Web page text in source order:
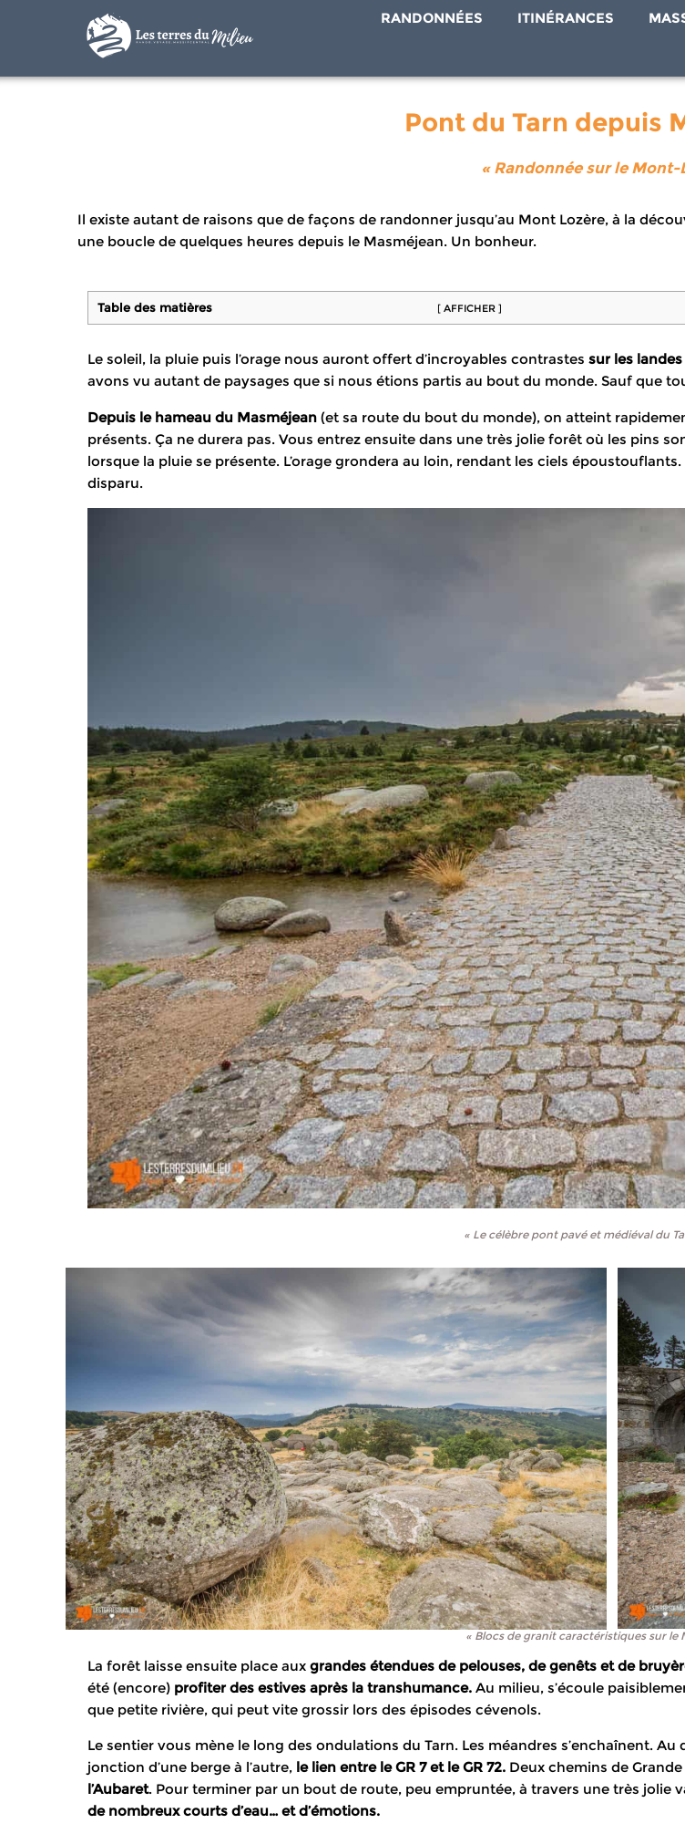
RANDONNÉES ITINÉRANCES
Pont du Tarn depuis
« Randonnée sur le Mont-
Il existe autant de raisons que de façons de randonner jusqu’au Mont Lozère, à la
une boucle de quelques heures depuis le Masméjean. Un bonheur.
Table des matières [ AFFICHER ]
Le soleil, la pluie puis l’orage nous auront offert d’incroyables contrastes sur les
avons vu autant de paysages que si nous étions partis au bout du monde. Sauf que
Depuis le hameau du Masméjean (et sa route du bout du monde), on atteint
présents. Ça ne durera pas. Vous entrez ensuite dans une très jolie forêt où les pins
lorsque la pluie se présente. L’orage grondera au loin, rendant les ciels
disparu.
« Le célèbre pont pavé et médiéval du
« Blocs de granit caractéristiques sur le
La forêt laisse ensuite place aux grandes étendues de pelouses, de genêts et de
été (encore) profiter des estives après la transhumance. Au milieu, s’écoule
que petite rivière, qui peut vite grossir lors des épisodes cévenols.
Le sentier vous mène le long des ondulations du Tarn. Les méandres s’enchaînent. Au
jonction d’une berge à l’autre, le lien entre le GR 7 et le GR 72. Deux chemins de
l’Aubaret. Pour terminer par un bout de route, peu empruntée, à travers une très jolie
de nombreux courts d’eau… et d’émotions.